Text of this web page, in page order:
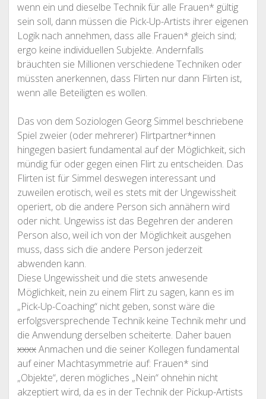
wenn ein und dieselbe Technik für alle Frauen* gültig
sein soll, dann müssen die Pick-Up-Artists ihrer eigenen
Logik nach annehmen, dass alle Frauen* gleich sind;
ergo keine individuellen Subjekte. Andernfalls
bräuchten sie Millionen verschiedene Techniken oder
müssten anerkennen, dass Flirten nur dann Flirten ist,
wenn alle Beteiligten es wollen.
Das von dem Soziologen Georg Simmel beschriebene
Spiel zweier (oder mehrerer) Flirtpartner*innen
hingegen basiert fundamental auf der Möglichkeit, sich
mündig für oder gegen einen Flirt zu entscheiden. Das
Flirten ist für Simmel deswegen interessant und
zuweilen erotisch, weil es stets mit der Ungewissheit
operiert, ob die andere Person sich annähern wird
oder nicht. Ungewiss ist das Begehren der anderen
Person also, weil ich von der Möglichkeit ausgehen
muss, dass sich die andere Person jederzeit
abwenden kann.
Diese Ungewissheit und die stets anwesende
Möglichkeit, nein zu einem Flirt zu sagen, kann es im
„Pick-Up-Coaching“ nicht geben, sonst wäre die
erfolgsversprechende Technik keine Technik mehr und
die Anwendung derselben scheiterte. Daher bauen
xxxxAnmachen und die seiner Kollegen fundamental
auf einer Machtasymmetrie auf: Frauen* sind
„Objekte“, deren mögliches „Nein“ ohnehin nicht
akzeptiert wird, da es in der Technik der Pickup-Artists